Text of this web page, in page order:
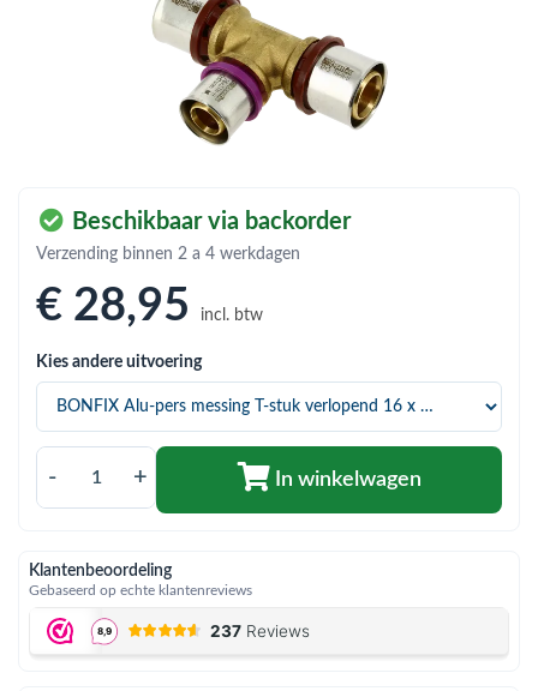
(Flexibele slangen)
(Hemelwaterafvoer & riolering)
(Installatiemateriaal)
(Verwarming, kachels & ketels)
(Warmtepompen en warmtepompboilers)
Beschikbaar via backorder
Verzending binnen 2 a 4 werkdagen
€ 28,95 incl. btw
Kies andere uitvoering
- + In winkelwagen
Klantenbeoordeling
Gebaseerd op echte klantenreviews